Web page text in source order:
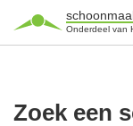
Onderdeel van
Zoek een